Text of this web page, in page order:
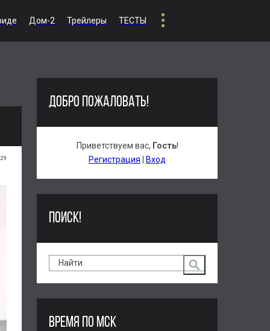
Дом-2 Трейлеры ТЕСТЫ
ДОБРО ПОЖАЛОВАТЬ!
Приветствуем вас, Гость!
Регистрация
Вход
ПОИСК!
ВРЕМЯ ПО МСК